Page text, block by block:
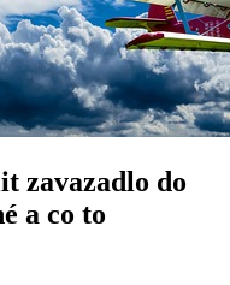
zavazadlo do
a co to